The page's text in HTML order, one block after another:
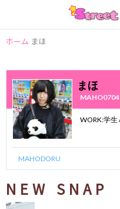
ホーム まほ
まほ
MAHO0704
MAHODORU
NEW SNAP